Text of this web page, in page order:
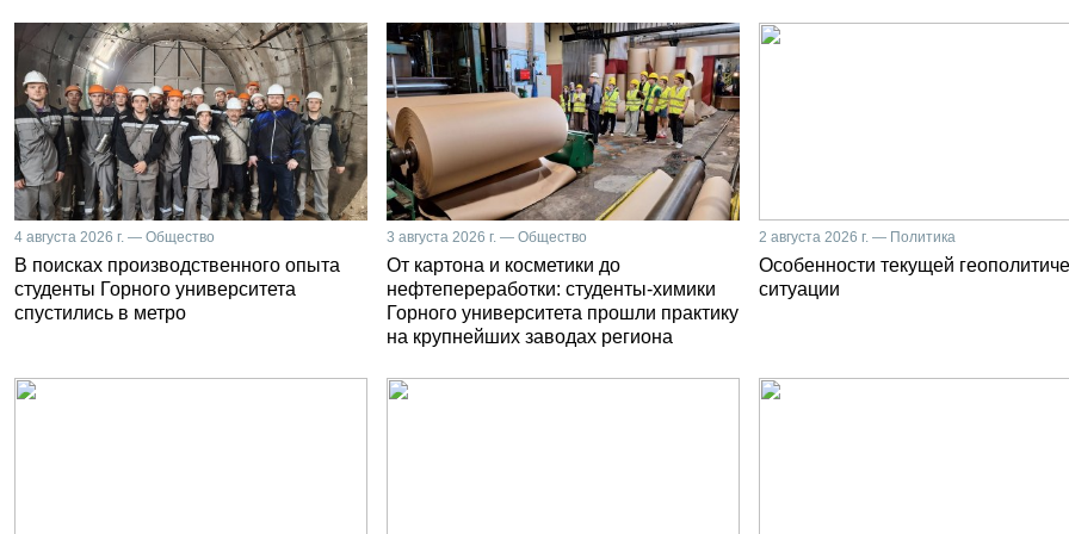
4 августа 2026 г. — Общество
В поисках производственного опыта
студенты Горного университета
спустились в метро
3 августа 2026 г. — Общество
От картона и косметики до
нефтепереработки: студенты-химики
Горного университета прошли практику
на крупнейших заводах региона
2 августа 2026 г. — Политика
Особенности текущей
ситуации